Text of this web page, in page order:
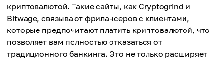
криптовалютой. Такие сайты, как Cryptogrind и
Bitwage, связывают фрилансеров с клиентами,
которые предпочитают платить криптовалютой, что
позволяет вам полностью отказаться от
традиционного банкинга. Это не только расширяет